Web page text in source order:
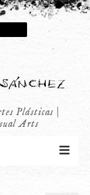
Plásticas |
Arts